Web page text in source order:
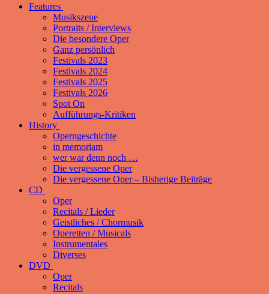
Features
Musikszene
Portraits / Interviews
Die besondere Oper
Ganz persönlich
Festivals 2023
Festivals 2024
Festivals 2025
Festivals 2026
Spot On
Aufführungs-Kritiken
History
Operngeschichte
in memoriam
wer war denn noch …
Die vergessene Oper
Die vergessene Oper – Bisherige Beiträge
CD
Oper
Recitals / Lieder
Geistliches / Chormusik
Operetten / Musicals
Instrumentales
Diverses
DVD
Oper
Recitals